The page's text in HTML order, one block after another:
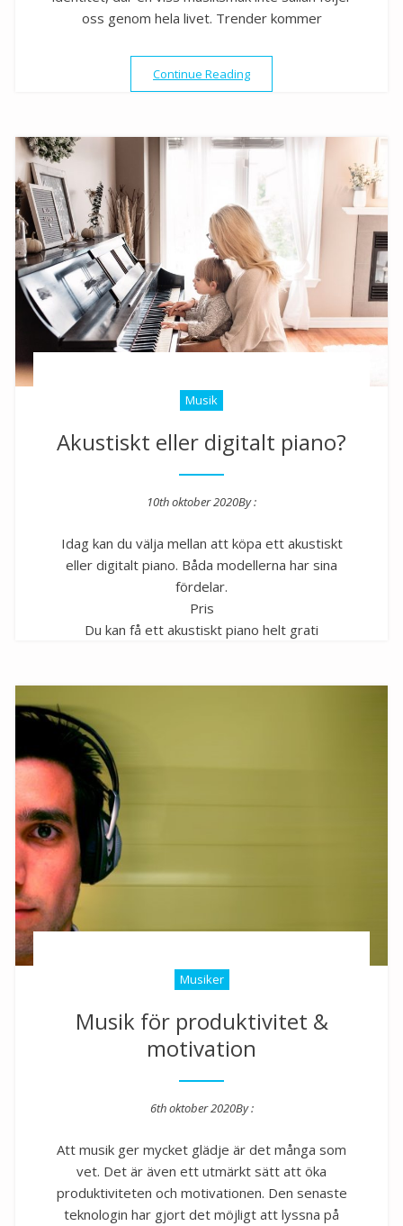
oss genom hela livet. Trender kommer
Continue Reading”Musik som livets
Musik
Akustiskt eller digitalt piano?
10th oktober 2020By :
Idag kan du välja mellan att köpa ett akustiskt
eller digitalt piano. Båda modellerna har sina
fördelar.
Pris
Du kan få ett akustiskt piano helt grati
Musiker
Musik för produktivitet &
motivation
6th oktober 2020By :
Att musik ger mycket glädje är det många som
vet. Det är även ett utmärkt sätt att öka
produktiviteten och motivationen. Den senaste
teknologin har gjort det möjligt att lyssna på